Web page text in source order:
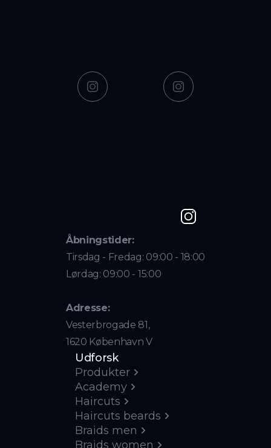
Åbningstider:
Tirsdag - Fredag: 09:00 - 18:00
Lørdag: 09:00 - 15:00
Adresse:
Vesterbrogade 81,
1620 København V
Udforsk
Produkter
Academy
Haircuts
Haircuts beards
Braids men
Braids women